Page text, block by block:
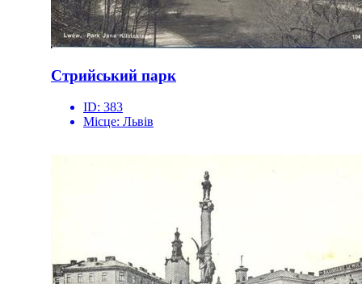
Стрийський парк
ID: 383
Місце: Львів